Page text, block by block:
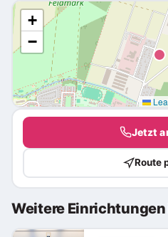
+
−
Jetzt
Route
Weitere Einrichtungen